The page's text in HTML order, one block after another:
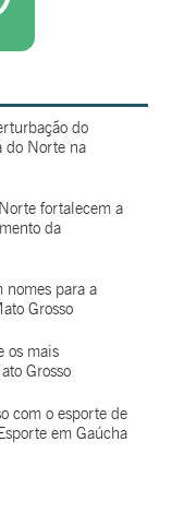
do
do Norte na
fortalecem a
da
nomes para a
Grosso
os mais
Grosso
com o esporte de
em Gaúcha